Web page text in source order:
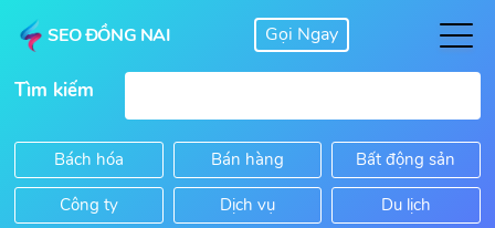
SEO ĐỒNG NAI
Tìm kiếm
Bách hóa Bán hàng Bất động sản
Công ty Dịch vụ Du lịch